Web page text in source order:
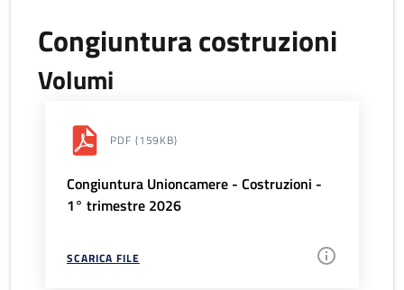
Congiuntura costruzioni
Volumi
PDF (159KB)
Congiuntura Unioncamere - Costruzioni -
1° trimestre 2026
SCARICA FILE